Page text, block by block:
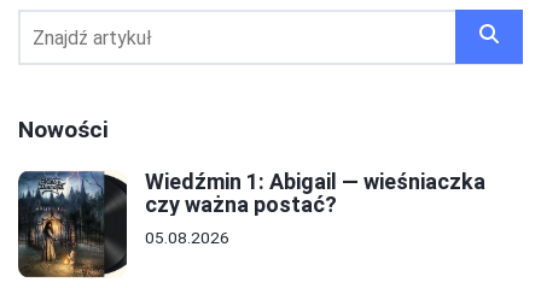
Nowości
Wiedźmin 1: Abigail — wieśniaczka
czy ważna postać?
05.08.2026